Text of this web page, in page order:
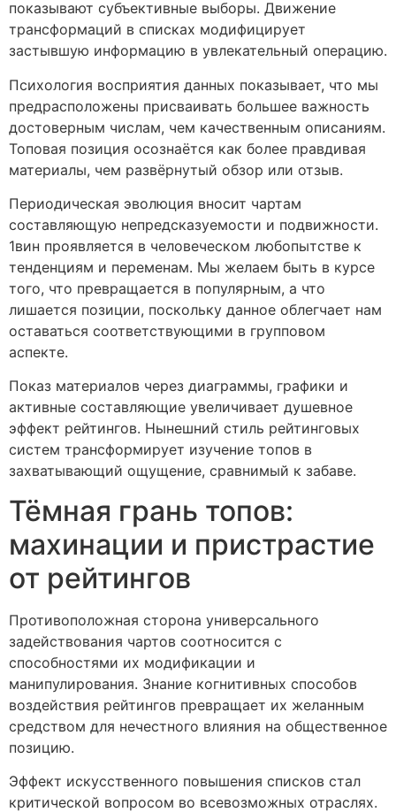
показывают субъективные выборы. Движение
трансформаций в списках модифицирует
застывшую информацию в увлекательный операцию.
Психология восприятия данных показывает, что мы
предрасположены присваивать большее важность
достоверным числам, чем качественным описаниям.
Топовая позиция осознаётся как более правдивая
материалы, чем развёрнутый обзор или отзыв.
Периодическая эволюция вносит чартам
составляющую непредсказуемости и подвижности.
1вин проявляется в человеческом любопытстве к
тенденциям и переменам. Мы желаем быть в курсе
того, что превращается в популярным, а что
лишается позиции, поскольку данное облегчает нам
оставаться соответствующими в групповом
аспекте.
Показ материалов через диаграммы, графики и
активные составляющие увеличивает душевное
эффект рейтингов. Нынешний стиль рейтинговых
систем трансформирует изучение топов в
захватывающий ощущение, сравнимый к забаве.
Тёмная грань топов:
махинации и пристрастие
от рейтингов
Противоположная сторона универсального
задействования чартов соотносится с
способностями их модификации и
манипулирования. Знание когнитивных способов
воздействия рейтингов превращает их желанным
средством для нечестного влияния на общественное
позицию.
Эффект искусственного повышения списков стал
критической вопросом во всевозможных отраслях.